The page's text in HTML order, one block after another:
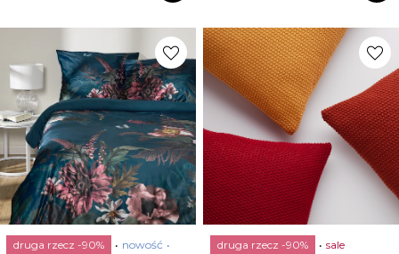
favorite
druga rzecz -90%
nowość
favorite
druga rzecz -90% sale